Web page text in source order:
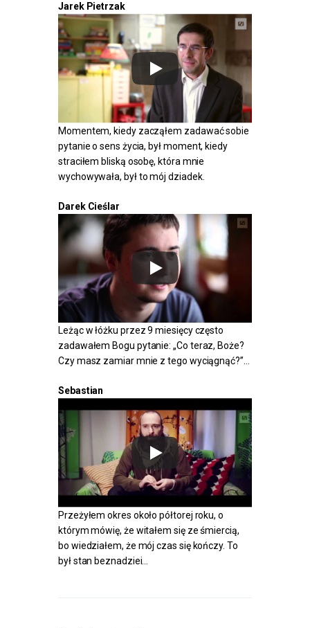
Jarek Pietrzak
Momentem, kiedy zacząłem zadawać sobie
pytanie o sens życia, był moment, kiedy
straciłem bliską osobę, która mnie
wychowywała, był to mój dziadek.
Darek Cieślar
Leżąc w łóżku przez 9 miesięcy często
zadawałem Bogu pytanie: „Co teraz, Boże?
Czy masz zamiar mnie z tego wyciągnąć?”…
Sebastian
Przeżyłem okres około półtorej roku, o
którym mówię, że witałem się ze śmiercią,
bo wiedziałem, że mój czas się kończy. To
był stan beznadziei…